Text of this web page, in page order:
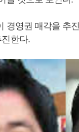
경영권 매각을 추
한다.